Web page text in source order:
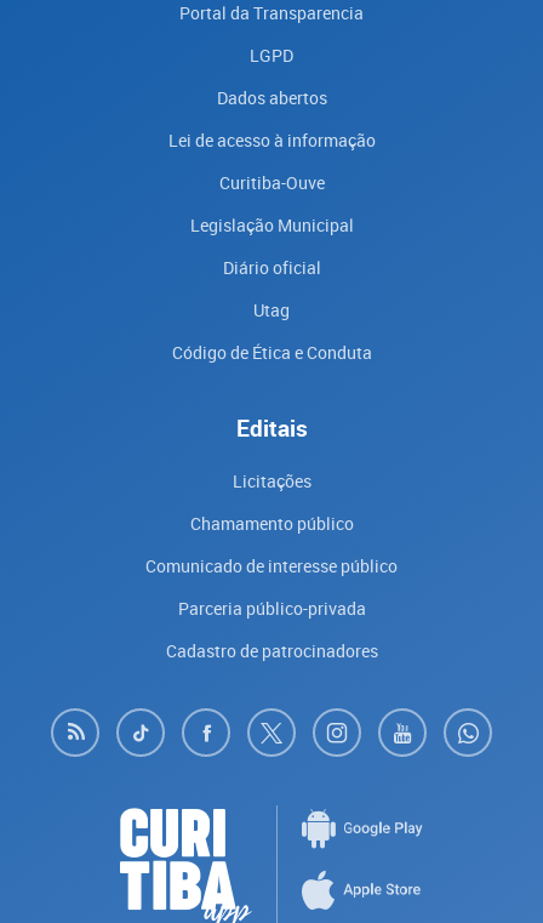
Portal da Transparencia
LGPD
Dados abertos
Lei de acesso à informação
Curitiba-Ouve
Legislação Municipal
Diário oficial
Utag
Código de Ética e Conduta
Editais
Licitações
Chamamento público
Comunicado de interesse público
Parceria público-privada
Cadastro de patrocinadores